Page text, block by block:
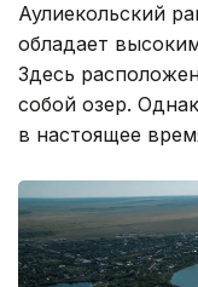
Аулиекольский
обладает
Здесь
собой озер.
в настоящее